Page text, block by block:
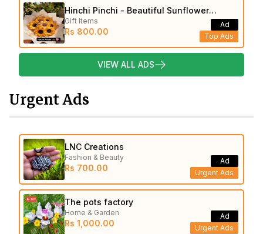
Hinchi Pinchi - Beautiful Sunflower
Bouquets
Gift Items
Rs 800.00 Top Ads
Ad
VIEW ALL ADS
Urgent Ads
LNC Creations
Fashion & Beauty
Rs 700.00 Urgent Ads
Ad
The pots factory
Home & Garden
Rs 1,000.00 Urgent Ads
Ad